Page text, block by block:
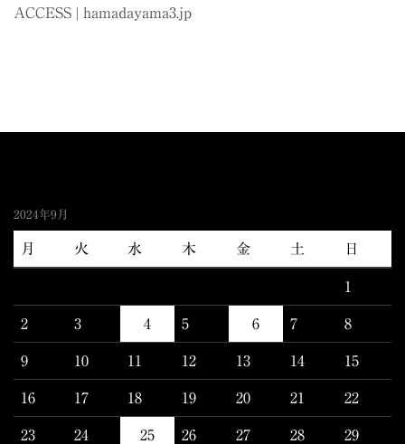
ACCESS | hamadayama3.jp
2024年9月
月 火 水 木 金 土 日
1
2 3 4 5 6 7 8
9 10 11 12 13 14 15
16 17 18 19 20 21 22
23 24 25 26 27 28 29